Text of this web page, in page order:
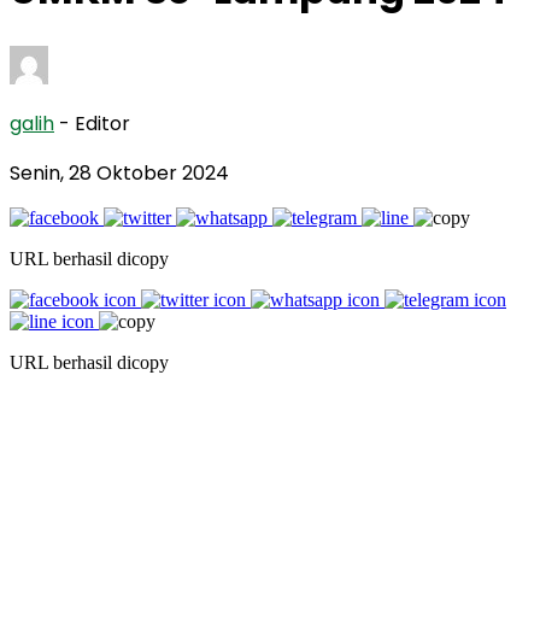
galih - Editor
Senin, 28 Oktober 2024
URL berhasil dicopy
URL berhasil dicopy